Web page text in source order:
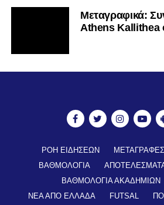
Mεταγραφικά:
Athens Kallithea
ΡΟΗ ΕΙΔΗΣΕΩΝ ΜΕΤΑΓΡΑΦΕΣ
ΒΑΘΜΟΛΟΓΙΑ